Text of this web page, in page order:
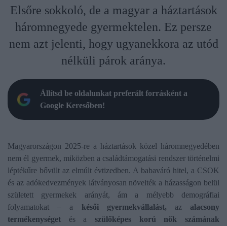
Elsőre sokkoló, de a magyar a háztartások
háromnegyede gyermektelen. Ez persze
nem azt jelenti, hogy ugyanekkora az utód
nélküli párok aránya.
Állítsd be oldalunkat preferált forrásként a
Google Keresőben!
Magyarországon 2025-re a háztartások közel háromnegyedében
nem él gyermek, miközben a családtámogatási rendszer történelmi
léptékűre bővült az elmúlt évtizedben. A babaváró hitel, a CSOK
és az adókedvezmények látványosan növelték a házasságon belül
született gyermekek arányát, ám a mélyebb demográfiai
folyamatokat – a késői gyermekvállalást, az alacsony
termékenységet és a szülőképes korú nők számának